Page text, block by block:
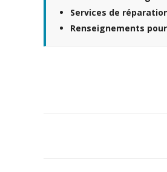
Services de
Renseignements